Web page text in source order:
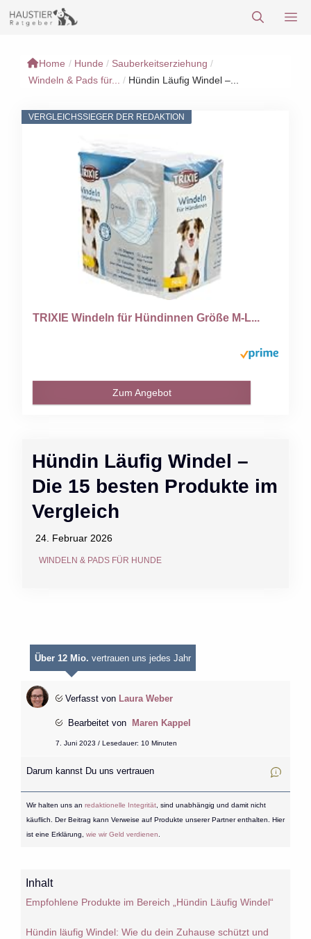
Inhalt
Home / Hunde / Sauberkeitserziehung /
Windeln & Pads für...
/ Hündin Läufig Windel –...
Hündin Läufig Windel –
Die 15 besten Produkte im
Vergleich
24. Februar 2026
WINDELN & PADS FÜR HUNDE
VERGLEICHSSIEGER DER REDAKTION
TRIXIE Windeln für Hündinnen Größe M-L...
Zum Angebot
Über 12 Mio. vertrauen uns jedes Jahr
Verfasst von Laura Weber
Bearbeitet von Maren Kappel
7. Juni 2023 / Lesedauer: 10 Minuten
Darum kannst Du uns vertrauen
Wir halten uns an redaktionelle Integrität, sind unabhängig und damit nicht
käuflich. Der Beitrag kann Verweise auf Produkte unserer Partner enthalten. Hier
ist eine Erklärung, wie wir Geld verdienen
Inhalt
Empfohlene Produkte im Bereich „Hündin Läufig Windel“
Hündin läufig Windel: Wie du dein Zuhause schützt und